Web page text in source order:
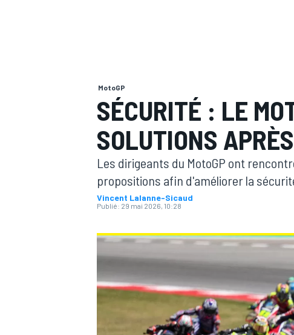
MOTOGP
MotoGP
SÉCURITÉ : LE
SOLUTIONS
Les dirigeants du MotoGP ont
propositions afin d'améliorer la
Vincent Lalanne-Sicaud
Publié: 29 mai 2026, 10:28